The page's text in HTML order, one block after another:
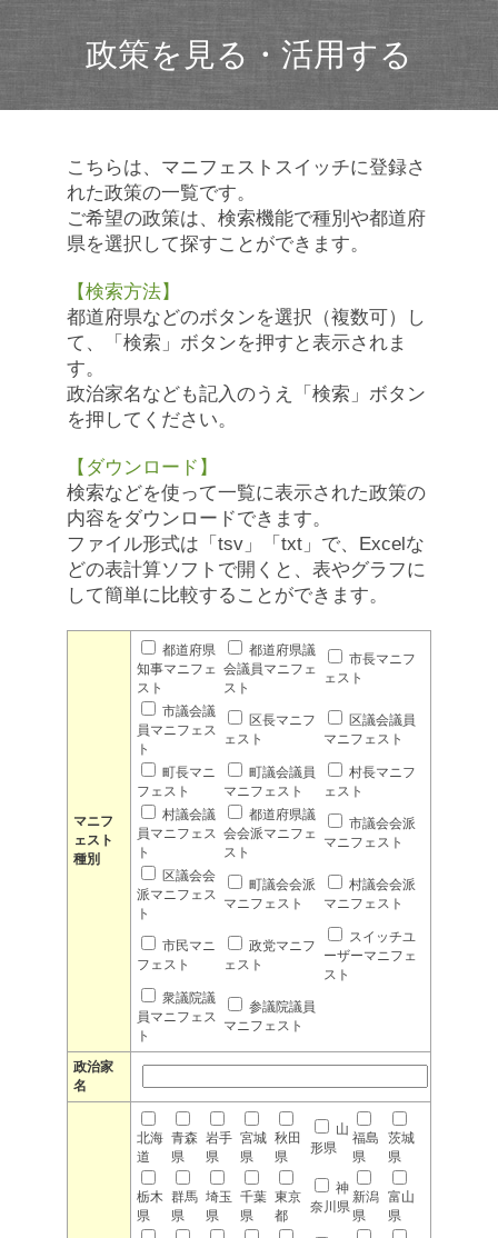
政策を見る・活用する
こちらは、マニフェストスイッチに登録さ
れた政策の一覧です。
ご希望の政策は、検索機能で種別や都道府
県を選択して探すことができます。
【検索方法】
都道府県などのボタンを選択（複数可）し
て、「検索」ボタンを押すと表示されま
す。
政治家名なども記入のうえ「検索」ボタン
を押してください。
【ダウンロード】
検索などを使って一覧に表示された政策の
内容をダウンロードできます。
ファイル形式は「tsv」「txt」で、Excelな
どの表計算ソフトで開くと、表やグラフに
して簡単に比較することができます。
マニフ
ェスト
種別
都道府県
知事マニフェ
スト
都道府県議
会議員マニフェ
スト
市長マニフ
ェスト
市議会議
員マニフェス
ト
区長マニフ
ェスト
区議会議員
マニフェスト
町長マニ
フェスト
町議会議員
マニフェスト
村長マニフ
ェスト
村議会議
員マニフェス
ト
都道府県議
会会派マニフェ
スト
市議会会派
マニフェスト
区議会会
派マニフェス
ト
町議会会派
マニフェスト
村議会会派
マニフェスト
市民マニ
フェスト
政党マニフ
ェスト
スイッチユ
ーザーマニフェ
スト
衆議院議
員マニフェス
ト
参議院議員
マニフェスト
政治家
名
北海
道
青森
県
岩手
県
宮城
県
秋田
県
山
形県
福島
県
茨城
県
栃木
県
群馬
県
埼玉
県
千葉
県
東京
都
神
奈川県
新潟
県
富山
県